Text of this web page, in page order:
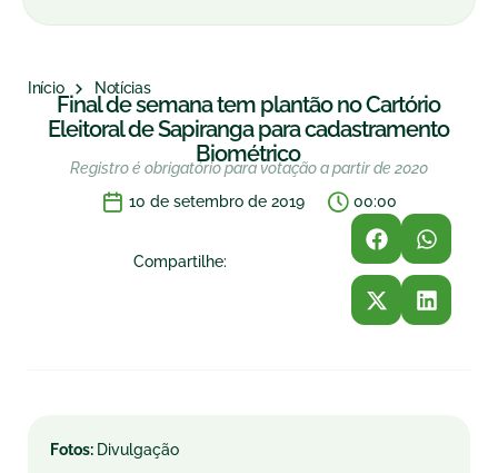
Início Notícias
Final de semana tem plantão no Cartório
Eleitoral de Sapiranga para cadastramento
Biométrico
Registro é obrigatório para votação a partir de 2020
10 de setembro de 2019
00:00
Compartilhe:
Fotos: Divulgação